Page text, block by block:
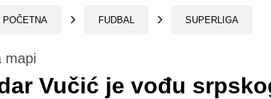
POČETNA FUDBAL SUPERLIGA
mapi
Vučić je vođu